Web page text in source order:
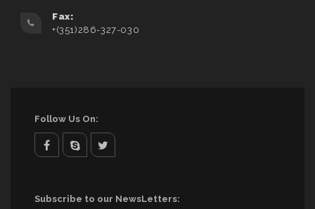
Fax:
+(351)286-327-030
Follow Us On:
Subscribe to our NewsLetters: